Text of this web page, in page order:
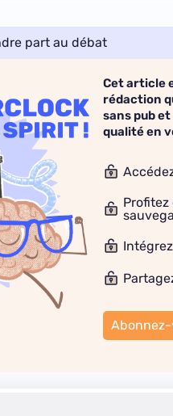
part au débat
Cet article
rédaction
sans pub
qualité en
Profitez